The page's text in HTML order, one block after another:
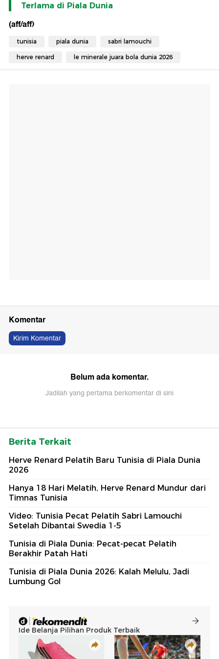
Terlama di Piala Dunia
(aff/aff)
tunisia piala dunia sabri lamouchi
herve renard le minerale juara bola dunia 2026
Komentar
Kirim Komentar
Belum ada komentar.
Jadilah yang pertama berkomentar di sini
Berita Terkait
Herve Renard Pelatih Baru Tunisia di Piala Dunia
2026
Hanya 18 Hari Melatih, Herve Renard Mundur dari
Timnas Tunisia
Video: Tunisia Pecat Pelatih Sabri Lamouchi
Setelah Dibantai Swedia 1-5
Tunisia di Piala Dunia: Pecat-pecat Pelatih
Berakhir Patah Hati
Tunisia di Piala Dunia 2026: Kalah Melulu, Jadi
Lumbung Gol